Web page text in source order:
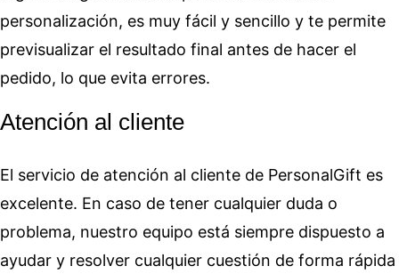
personalización, es muy fácil y sencillo y te permite
previsualizar el resultado final antes de hacer el
pedido, lo que evita errores.
Atención al cliente
El servicio de atención al cliente de PersonalGift es
excelente. En caso de tener cualquier duda o
problema, nuestro equipo está siempre dispuesto a
ayudar y resolver cualquier cuestión de forma rápida